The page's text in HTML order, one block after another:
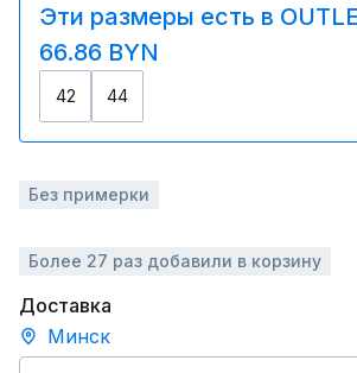
Эти размеры есть в
66.86 BYN
42 44
Без примерки
Более 27 раз добавили в корзину
Доставка
Минск